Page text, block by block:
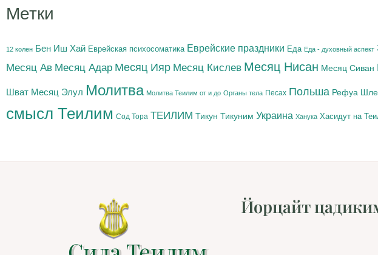
Метки
12 колен Бен Иш Хай Еврейская психосоматика Еврейские праздники Еда Еда - духовный аспект
Месяц Ав Месяц Адар Месяц Ияр Месяц Кислев Месяц Нисан Месяц Сиван
Шват Месяц Элул Молитва Молитва Теилим от и до Органы тела Песах Польша Рефуа
смысл Теилим Сод Тора ТЕИЛИМ Тикун Тикуним Украина Ханука Хасидут на
Йорцайт